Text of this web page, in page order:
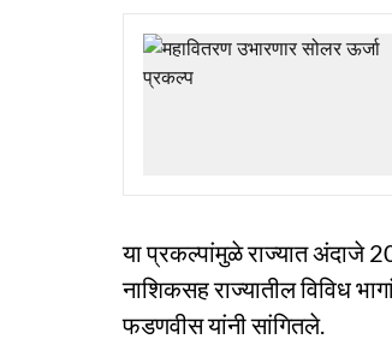
या प्रकल्पांमुळे राज्यात अंदाजे 20
नाशिकसह राज्यातील विविध
फडणवीस यांनी सांगितले.